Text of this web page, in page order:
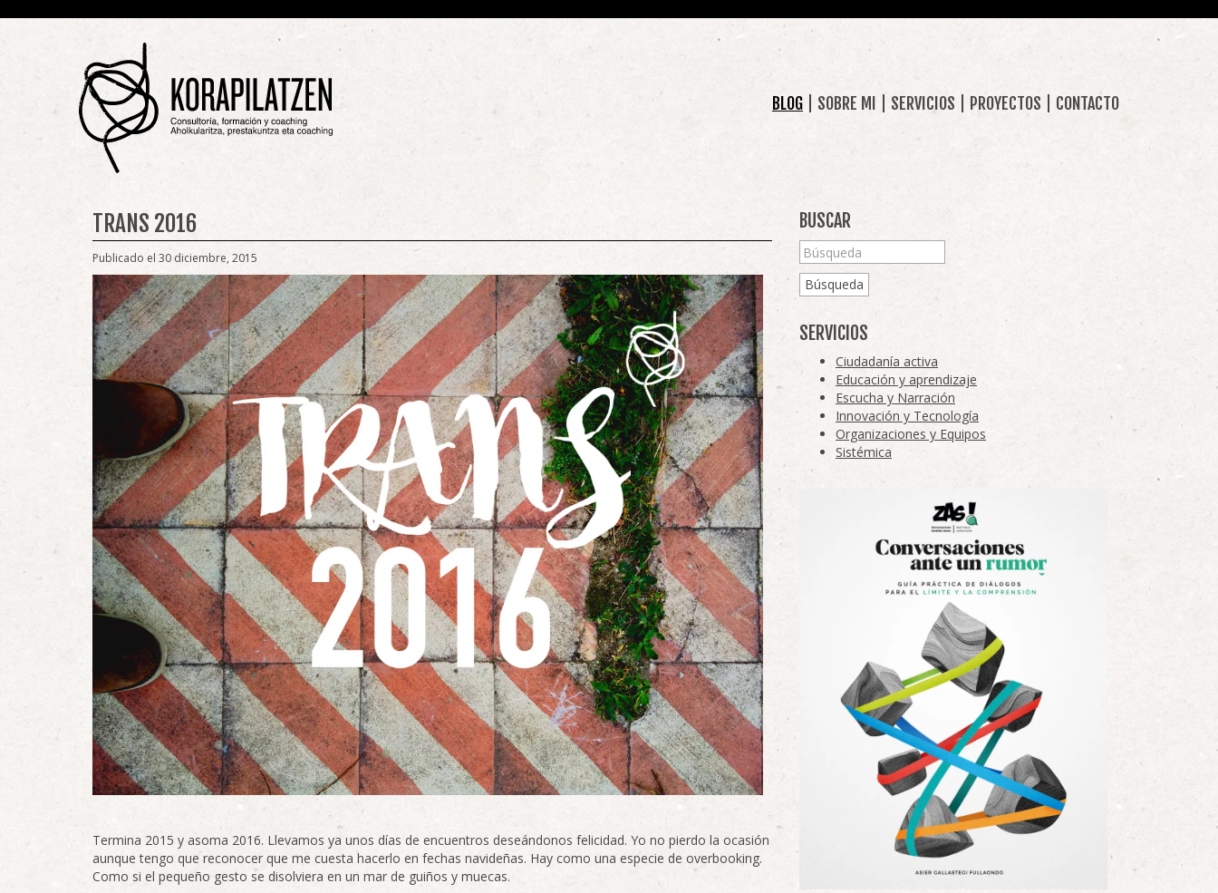
BLOG SOBRE MI SERVICIOS PROYECTOS CONTACTO
TRANS 2016
Publicado el 30 diciembre, 2015
Termina 2015 y asoma 2016. Llevamos ya unos días de encuentros deseándonos felicidad. Yo no pierdo la ocasión
aunque tengo que reconocer que me cuesta hacerlo en fechas navideñas. Hay como una especie de overbooking.
Como si el pequeño gesto se disolviera en un mar de guiños y muecas.
BUSCAR
Búsqueda
SERVICIOS
Ciudadanía activa
Educación y aprendizaje
Escucha y Narración
Innovación y Tecnología
Organizaciones y Equipos
Sistémica